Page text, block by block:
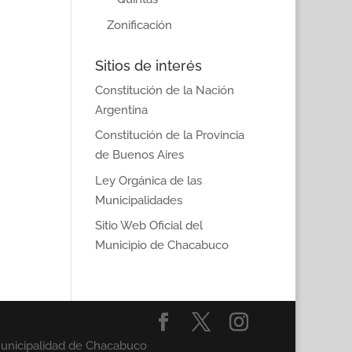
Zonificación
Sitios de interés
Constitución de la Nación
Argentina
Constitución de la Provincia
de Buenos Aires
Ley Orgánica de las
Municipalidades
Sitio Web Oficial del
Municipio de Chacabuco
de Chacabuco